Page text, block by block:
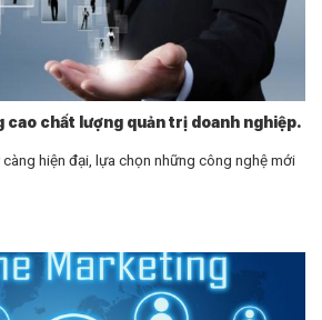
cao chất lượng quản trị doanh nghiệp.
hiện đại, lựa chọn những công nghệ mới